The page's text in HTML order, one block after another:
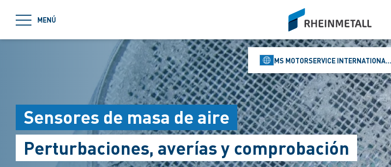
MENÚ
siteLogo
MS MOTORSERVICE INTERNATIONAL
Sensores de masa de aire
Perturbaciones, averías y comprobación